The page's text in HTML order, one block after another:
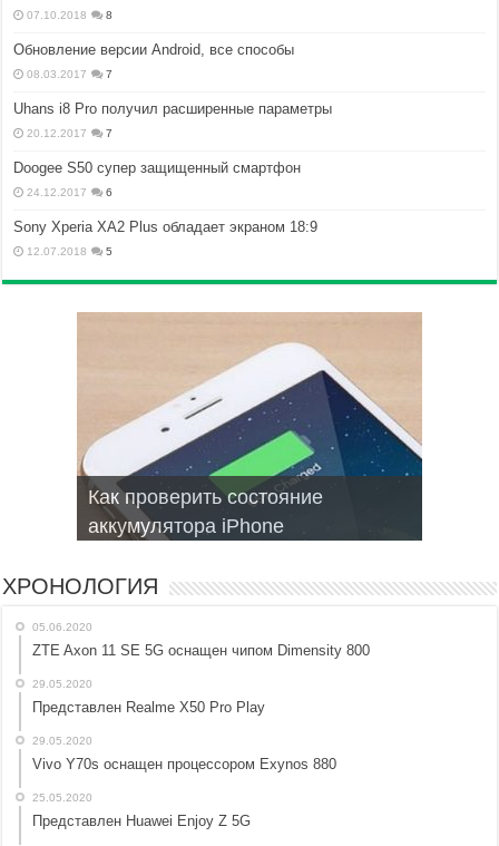
07.10.2018 8
Обновление версии Android, все способы
08.03.2017 7
Uhans i8 Pro получил расширенные параметры
20.12.2017 7
Doogee S50 супер защищенный смартфон
24.12.2017 6
Sony Xperia XA2 Plus обладает экраном 18:9
12.07.2018 5
Как проверить состояние
аккумулятора iPhone
Запись текста голосом на Android
топ приложений
Браузеры для смартфонов на
Android и iphone
Не включается Iphone, как
оживить?
Мобильные операционные
системы для смартфонов
ХРОНОЛОГИЯ
05.06.2020
ZTE Axon 11 SE 5G оснащен чипом Dimensity 800
29.05.2020
Представлен Realme X50 Pro Play
29.05.2020
Vivo Y70s оснащен процессором Exynos 880
25.05.2020
Представлен Huawei Enjoy Z 5G